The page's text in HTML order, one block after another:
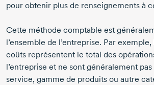
pour obtenir plus de renseignements à
Cette méthode comptable est
l’ensemble de l’entreprise. Par
coûts représentent le total des
l’entreprise et ne sont généralement
service, gamme de produits ou autre